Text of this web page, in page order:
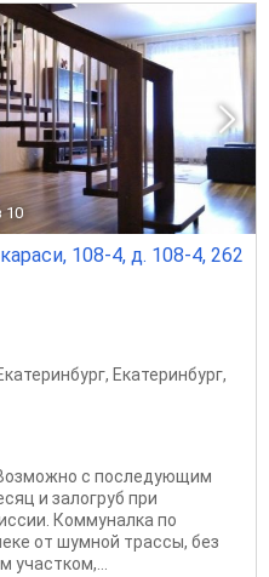
10
108-4, д. 108-4, 262
, Екатеринбург,
с последующим
и залогруб при
Коммуналка по
от шумной трассы, без
участком,...